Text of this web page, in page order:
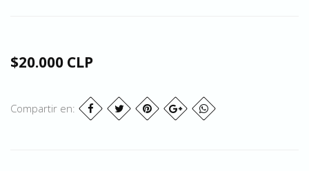
$20.000 CLP
Compartir en: